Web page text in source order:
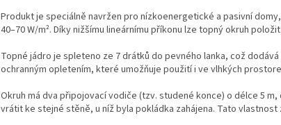
Produkt je speciálně navržen pro nízkoenergetické a pasivní
40–70 W/m². Díky nižšímu lineárnímu příkonu lze topný okruh
Topné jádro je spleteno ze 7 drátků do pevného lanka, což
ochranným opletením, které umožňuje použití i ve vlhkých
Okruh má dva připojovací vodiče (tzv. studené konce) o délce 5
vrátit ke stejné stěně, u níž byla pokládka zahájena. Tato